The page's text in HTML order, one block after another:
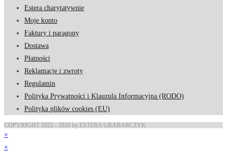
Estera charytatywnie
Moje konto
Faktury i paragony
Dostawa
Płatności
Reklamacje i zwroty
Regulamin
Polityka Prywatności i Klauzula Informacyjna (RODO)
Polityka plików cookies (EU)
COPYRIGHT 2022 - 2026 by ESTERA GRABARCZYK
×
×